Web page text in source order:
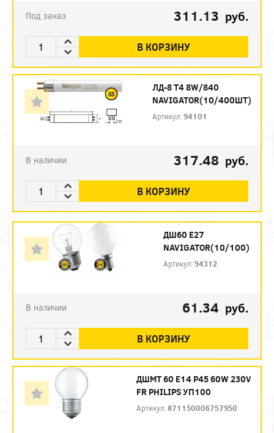
Под заказ 311.13 руб.
В КОРЗИНУ
ЛД-8 Т4 8W/840
NAVIGATOR(10/400ШТ)
Артикул:94101
В наличии 317.48 руб.
В КОРЗИНУ
ДШ60 Е27
NAVIGATOR(10/100)
Артикул:94312
В наличии 61.34 руб.
В КОРЗИНУ
ДШМТ 60 Е14 P45 60W 230V
FR PHILIPS УП100
Артикул:871150006757950